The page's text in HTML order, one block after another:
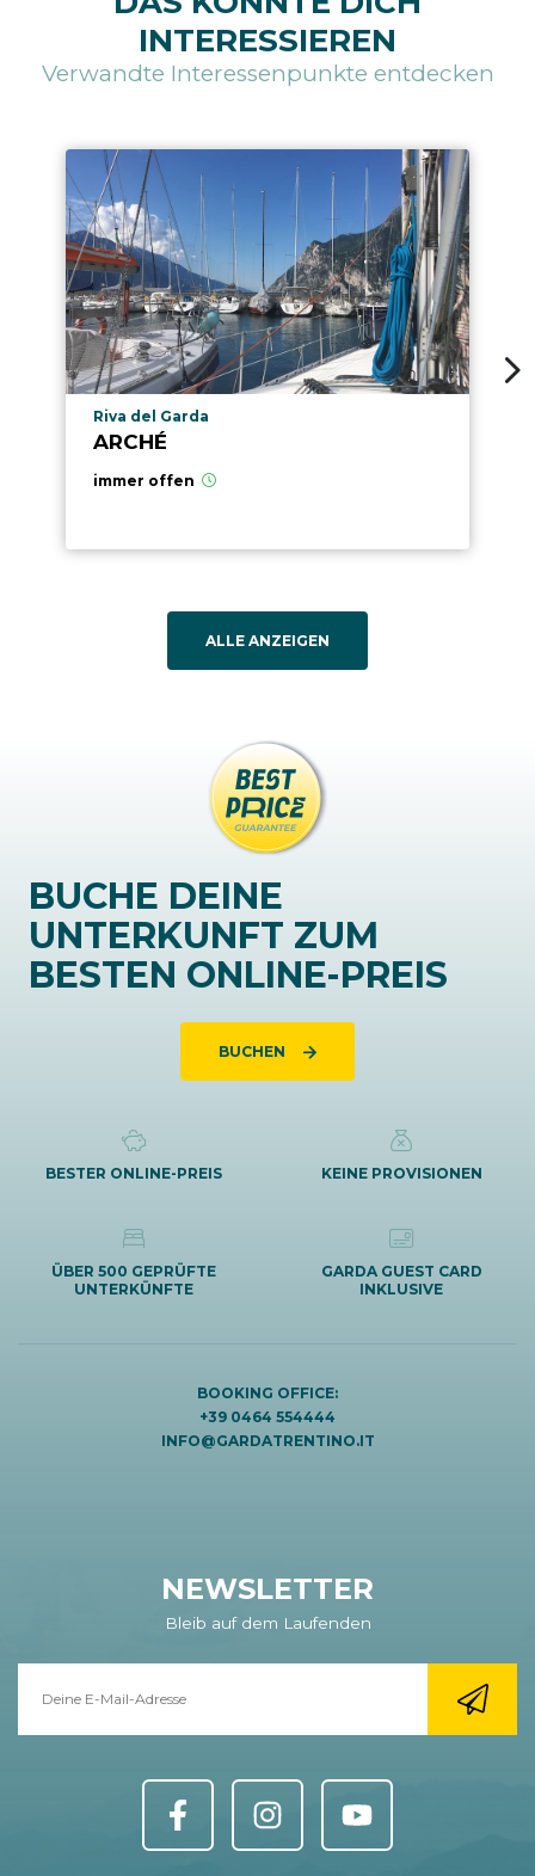
INTERESSIEREN
Verwandte Interessenpunkte entdecken
aria.poi_location_prefix
Riva del Garda
ARCHÉ
immer offen
ALLE ANZEIGEN
BUCHE DEINE
UNTERKUNFT ZUM
BESTEN ONLINE-PREIS
BUCHEN
BESTER ONLINE-PREIS KEINE PROVISIONEN
ÜBER 500 GEPRÜFTE
UNTERKÜNFTE
GARDA GUEST CARD
INKLUSIVE
BOOKING OFFICE:
+39 0464 554444
INFO@GARDATRENTINO.IT
NEWSLETTER
Bleib auf dem Laufenden